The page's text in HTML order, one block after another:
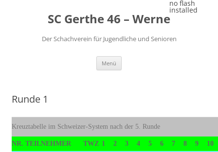
SC Gerthe 46 – Werne
Der Schachverein für Jugendliche und Senioren
Menü
Runde 1
Kreuztabelle im Schweizer-System nach der 5. Runde
NR. TEILNEHMER TWZ 1 2 3 4 5 6 7 8 9 10
no flash
installed